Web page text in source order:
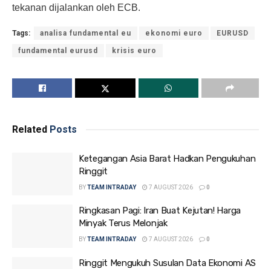
tekanan dijalankan oleh ECB.
Tags: analisa fundamental eu ekonomi euro EURUSD
fundamental eurusd krisis euro
Related Posts
Ketegangan Asia Barat Hadkan Pengukuhan
Ringgit
BYTEAM INTRADAY 7 AUGUST 2026 0
Ringkasan Pagi: Iran Buat Kejutan! Harga
Minyak Terus Melonjak
BYTEAM INTRADAY 7 AUGUST 2026 0
Ringgit Mengukuh Susulan Data Ekonomi AS